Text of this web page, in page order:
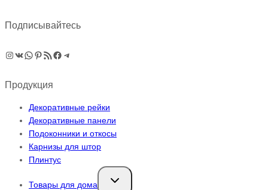
Подписывайтесь
Instagram
ВКонтакте
WhatsApp
Pinterest
RSS-рассылка
Facebook
Telegram
Продукция
Декоративные рейки
Декоративные панели
Подоконники и откосы
Карнизы для штор
Плинтус
Товары для дома
Переключить
дочернее